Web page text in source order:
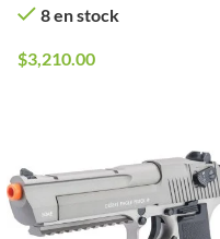
8 en stock
$3,210.00